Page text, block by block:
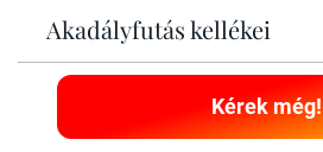
Akadályfutás kellékei
Kérek még!